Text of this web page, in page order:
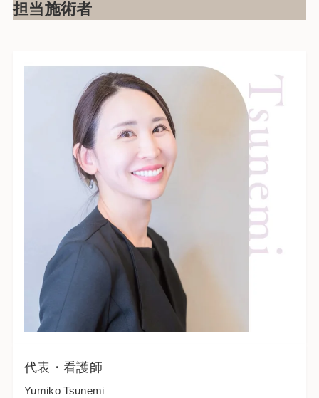
担当施術者
代表・看護師
Yumiko Tsunemi